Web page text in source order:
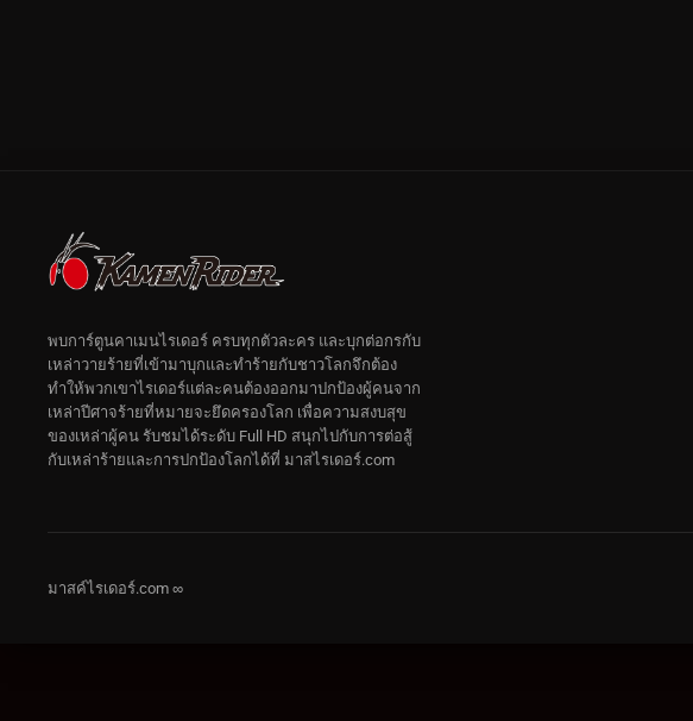
พบการ์ตูนคาเมนไรเดอร์ ครบทุกตัวละคร และบุกต่อกรกับ
เหล่าวายร้ายที่เข้ามาบุกและทำร้ายกับชาวโลกจึกต้อง
ทำให้พวกเขาไรเดอร์แต่ละคนต้องออกมาปกป้องผู้คนจาก
เหล่าปีศาจร้ายที่หมายจะยึดครองโลก เพื่อความสงบสุข
ของเหล่าผู้คน รับชมได้ระดับ Full HD สนุกไปกับการต่อสู้
กับเหล่าร้ายและการปกป้องโลกได้ที่ มาสไรเดอร์.com
มาสค์ไรเดอร์.com ∞